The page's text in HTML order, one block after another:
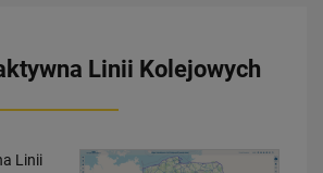
Linii Kolejowych
Linii